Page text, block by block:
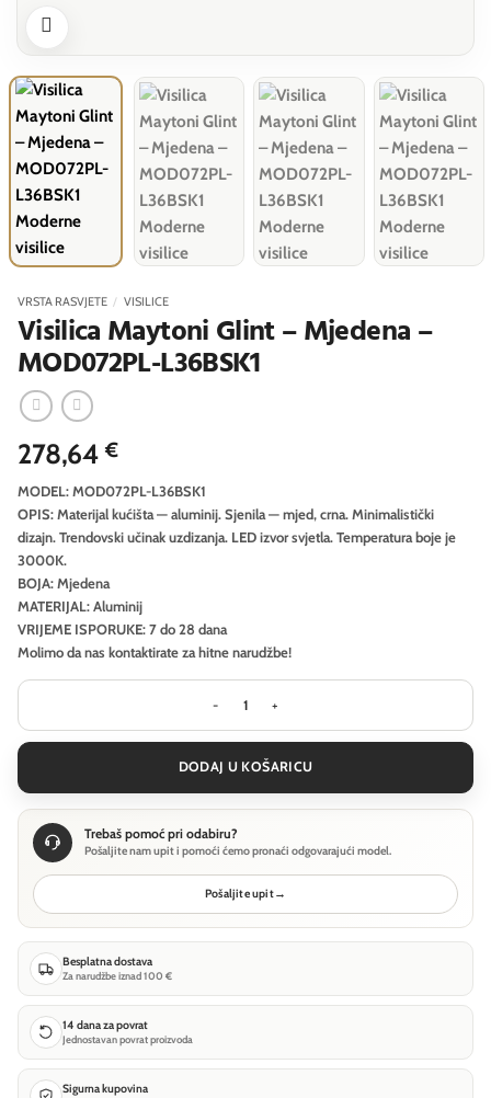
VRSTA RASVJETE / VISILICE
Visilica Maytoni Glint – Mjedena –
MOD072PL-L36BSK1
278,64€
MODEL: MOD072PL-L36BSK1
OPIS: Materijal kućišta — aluminij. Sjenila — mjed, crna. Minimalistički
dizajn. Trendovski učinak uzdizanja. LED izvor svjetla. Temperatura boje je
3000K.
BOJA: Mjedena
MATERIJAL: Aluminij
VRIJEME ISPORUKE: 7 do 28 dana
Molimo da nas kontaktirate za hitne narudžbe!
Visilica Maytoni Glint - Mjedena -
DODAJ U KOŠARICU
Trebaš pomoć pri odabiru?
Pošaljite nam upit i pomoći ćemo pronaći odgovarajući model.
Pošaljite upit→
Besplatna dostava
Za narudžbe iznad 100 €
14 dana za povrat
Jednostavan povrat proizvoda
Sigurna kupovina